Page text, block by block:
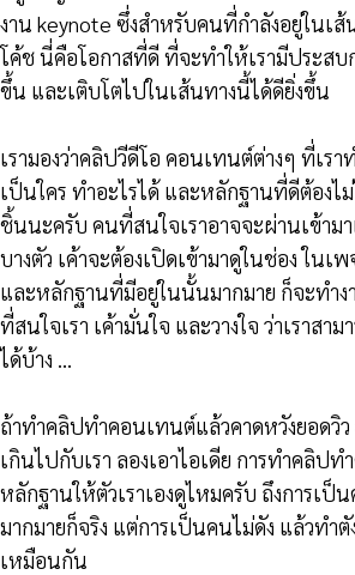
งาน keynote ซึ่งสำหรับคนที่กำลังอยู่ในเส้
โค้ช นี่คือโอกาสที่ดี ที่จะทำให้เรามีประสบ
ขึ้น และเติบโตไปในเส้นทางนี้ได้ดียิ่งขึ้น
เรามองว่าคลิปวีดีโอ คอนเทนต์ต่างๆ ที่เรา
เป็นใคร ทำอะไรได้ และหลักฐานที่ดีต้องไ
ชิ้นนะครับ คนที่สนใจเราอาจจะผ่านเข้าม
บางตัว เค้าจะต้องเปิดเข้ามาดูในช่อง ในเ
และหลักฐานที่มีอยู่ในนั้นมากมาย ก็จะทำง
ที่สนใจเรา เค้ามั่นใจ และวางใจ ว่าเราสา
ได้บ้าง …
ถ้าทำคลิปทำคอนเทนต์แล้วคาดหวังยอดวิ
เกินไปกับเรา ลองเอาไอเดีย การทำคลิป
หลักฐานให้ตัวเราเองดูไหมครับ ถึงการเป็
มากมายก็จริง แต่การเป็นคนไม่ดัง แล้วทำตั
เหมือนกัน